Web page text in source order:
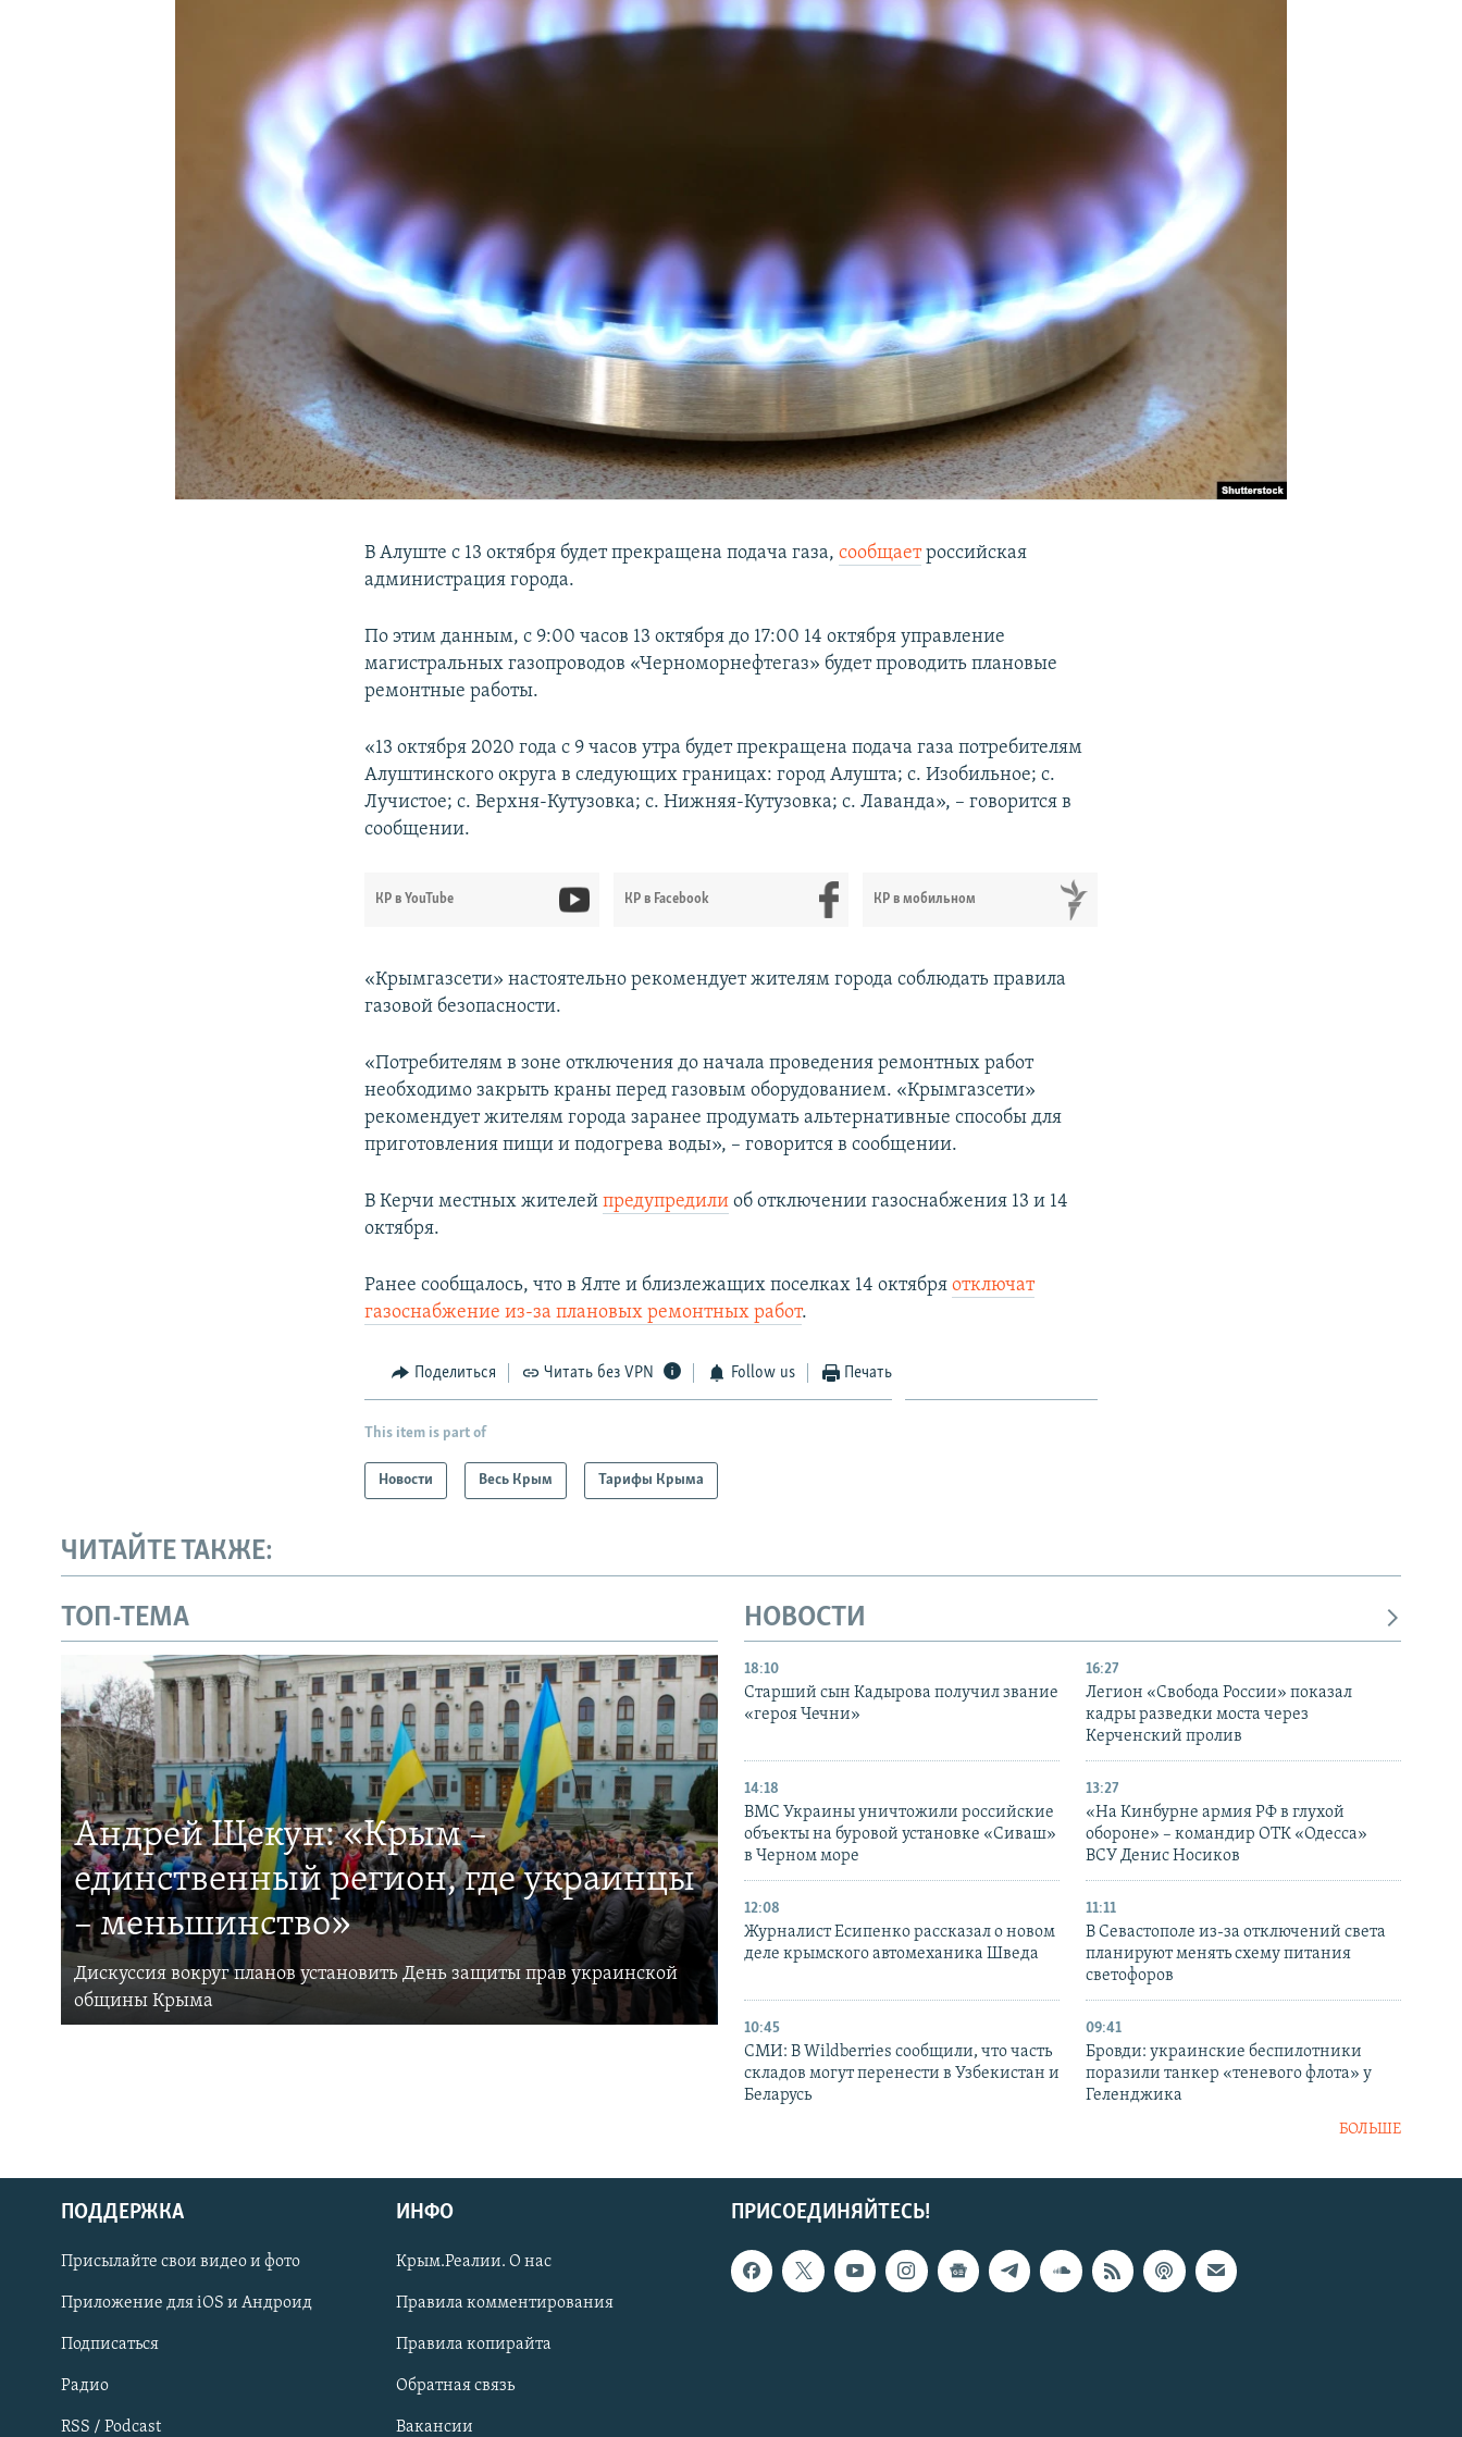
Українською
Qırımtatar
ПРИСОЕДИНЯЙТЕСЬ!
В Алуште с 13 октября будет прекращена подача газа,сообщаетроссийская
администрация города.
По этим данным, с 9:00 часов 13 октября до 17:00 14 октября управление
магистральных газопроводов «Черноморнефтегаз» будет проводить плановые
ремонтные работы.
«13 октября 2020 года с 9 часов утра будет прекращена подача газа потребителям
Алуштинского округа в следующих границах: город Алушта; с. Изобильное; с.
Лучистое; с. Верхня-Кутузовка; с. Нижняя-Кутузовка; с. Лаванда», – говорится в
сообщении.
КР в YouTube КР в Facebook КР в мобильном
«Крымгазсети» настоятельно рекомендует жителям города соблюдать правила
газовой безопасности.
«Потребителям в зоне отключения до начала проведения ремонтных работ
необходимо закрыть краны перед газовым оборудованием. «Крымгазсети»
рекомендует жителям города заранее продумать альтернативные способы для
приготовления пищи и подогрева воды», – говорится в сообщении.
В Керчи местных жителейпредупредили об отключении газоснабжения 13 и 14
октября.
Ранее сообщалось, что в Ялте и близлежащих поселках 14 октябряотключат
газоснабжение из-за плановых ремонтных работ.
Поделиться Читать без VPN Follow us Печать
This item is part of
Новости Весь Крым Тарифы Крыма
ЧИТАЙТЕ ТАКЖЕ:
ТОП-ТЕМА
Андрей Щекун: «Крым –
единственный регион, где украинцы
– меньшинство»
Дискуссия вокруг планов установить День защиты прав украинской
общины Крыма
НОВОСТИ
18:10
Старший сын Кадырова получил звание
«героя Чечни»
16:27
Легион «Свобода России» показал
кадры разведки моста через
Керченский пролив
14:18
ВМС Украины уничтожили российские
объекты на буровой установке «Сиваш»
в Черном море
13:27
«На Кинбурне армия РФ в глухой
обороне» – командир ОТК «Одесса»
ВСУ Денис Носиков
12:08
Журналист Есипенко рассказал о новом
деле крымского автомеханика Шведа
11:11
В Севастополе из-за отключений света
планируют менять схему питания
светофоров
10:45
СМИ: В Wildberries сообщили, что часть
складов могут перенести в Узбекистан и
Беларусь
09:41
Бровди: украинские беспилотники
поразили танкер «теневого флота» у
Геленджика
БОЛЬШЕ
ПРИСОЕДИНЯЙТЕСЬ!
ПОДДЕРЖКА
Присылайте свои видео и фото
Приложение для iOS и Андроид
Подписаться
Радио
RSS / Podcast
ИНФО
Крым.Реалии. О нас
Правила комментирования
Правила копирайта
Обратная связь
Вакансии